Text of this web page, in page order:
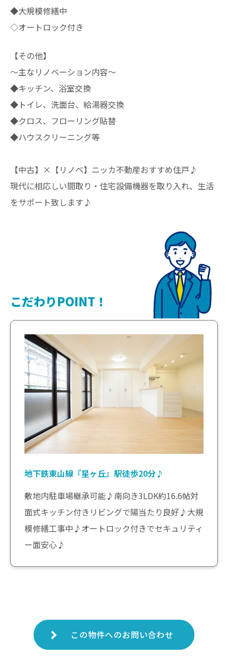
◆大規模修繕中
◇オートロック付き
【その他】
～主なリノベーション内容～
◆キッチン、浴室交換
◆トイレ、洗面台、給湯器交換
◆クロス、フローリング貼替
◆ハウスクリーニング等
【中古】×【リノベ】ニッカ不動産おすすめ住戸♪
現代に相応しい間取り・住宅設備機器を取り入れ、生活
をサポート致します♪
こだわりPOINT！
地下鉄東山線『星ヶ丘』駅徒歩20分♪
敷地内駐車場継承可能♪南向き3LDK約16.6帖対
面式キッチン付きリビングで陽当たり良好♪大規
模修繕工事中♪オートロック付きでセキュリティ
ー面安心♪
この物件へのお問い合わせ